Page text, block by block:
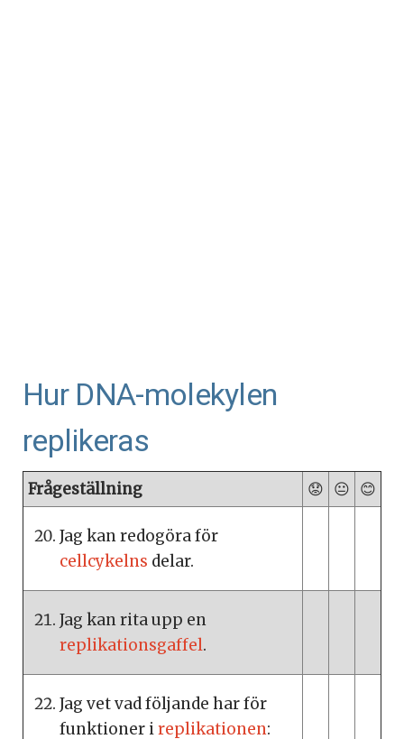
Hur DNA-molekylen
replikeras
Frågeställning 😟 😐 😊
Jag kan redogöra för
cellcykelns delar.
Jag kan rita upp en
replikationsgaffel.
Jag vet vad följande har för
funktioner ireplikationen: